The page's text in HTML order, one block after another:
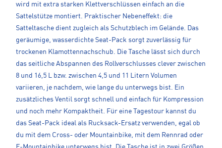
wird mit extra starken Klettverschlüssen einfach an die
Sattelstütze montiert. Praktischer Nebeneffekt: die
Satteltasche dient zugleich als Schutzblech im Gelände. Das
geräumige, wasserdichte Seat-Pack sorgt zuverlässig für
trockenen Klamottennachschub. Die Tasche lässt sich durch
das seitliche Abspannen des Rollverschlusses clever zwischen
8 und 16,5 L bzw. zwischen 4,5 und 11 Litern Volumen
variieren, je nachdem, wie lange du unterwegs bist. Ein
zusätzliches Ventil sorgt schnell und einfach für Kompression
und noch mehr Kompaktheit. Für eine Tagestour kannst du
das Seat-Pack ideal als Rucksack-Ersatz verwenden, egal ob
du mit dem Cross- oder Mountainbike, mit dem Rennrad oder